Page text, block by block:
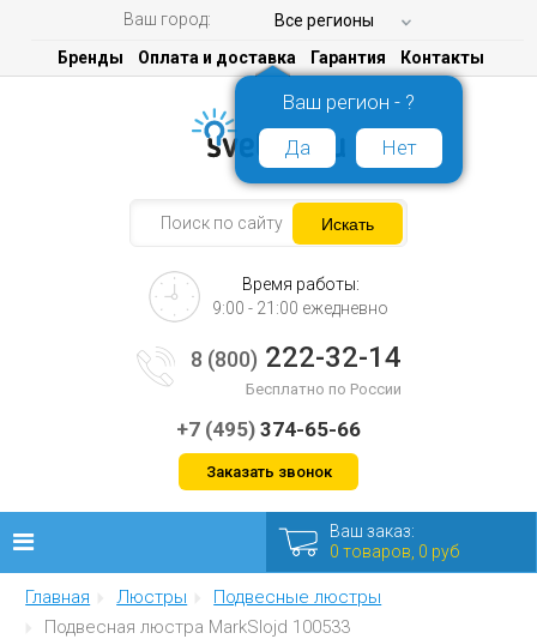
Ваш город: Все регионы
Ваш регион - ?
Да
Нет
Бренды Оплата и доставка Гарантия Контакты
Время работы:
9:00 - 21:00 ежедневно
8 (800) 222-32-14
Бесплатно по России
+7 (495) 374-65-66
Заказать звонок
Люстры
Ваш заказ:
0 товаров, 0 руб
Главная Люстры
Подвесные люстры
Подвесная люстра MarkSlojd 100533